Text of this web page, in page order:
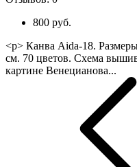
800 руб.
<p> Канва Aida-18.
см. 70 цветов. Схема
картине Венецианова...